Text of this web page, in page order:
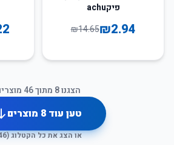
פיקachu
₪2.94
₪14.65
הצגנו8 מתוך46
טען עוד8 מוצרים
או הצג את כל הקטלוג (